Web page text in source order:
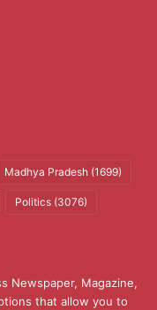
Madhya Pradesh (1699)
Politics (3076)
Newspaper, Magazine,
that allow you to